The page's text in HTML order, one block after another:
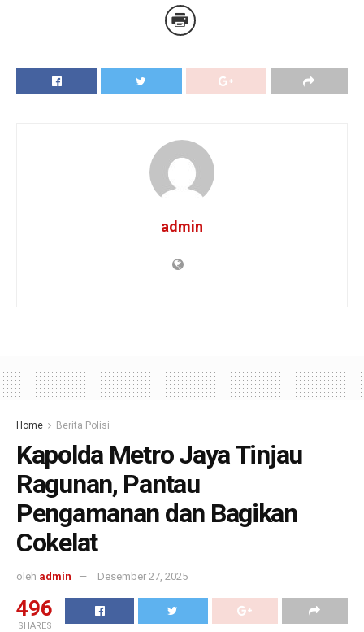
admin
Home Berita Polisi
Kapolda Metro Jaya Tinjau
Ragunan, Pantau
Pengamanan dan Bagikan
Cokelat
oleh admin Desember 27, 2025
496
SHARES